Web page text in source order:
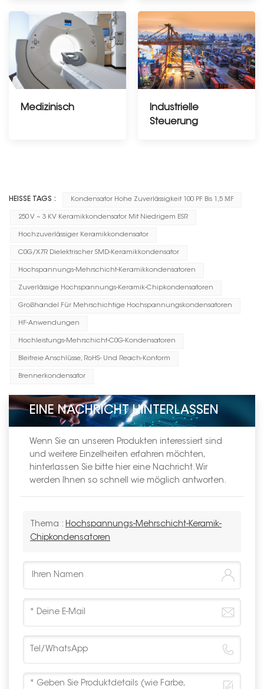
Medizinisch
Industrielle
Steuerung
HEISSE TAGS : Kondensator Hohe Zuverlässigkeit 100 PF Bis 1,5 ΜF
250 V ~ 3 KV Keramikkondensator Mit Niedrigem ESR
Hochzuverlässiger Keramikkondensator
C0G/X7R Dielektrischer SMD-Keramikkondensator
Hochspannungs-Mehrschicht-Keramikkondensatoren
Zuverlässige Hochspannungs-Keramik-Chipkondensatoren
Großhandel Für Mehrschichtige Hochspannungskondensatoren
HF-Anwendungen
Hochleistungs-Mehrschicht-C0G-Kondensatoren
Bleifreie Anschlüsse, RoHS- Und Reach-Konform
Brennerkondensator
EINE NACHRICHT HINTERLASSEN
Wenn Sie an unseren Produkten interessiert sind
und weitere Einzelheiten erfahren möchten,
hinterlassen Sie bitte hier eine Nachricht. Wir
werden Ihnen so schnell wie möglich antworten.
Thema : Hochspannungs-Mehrschicht-Keramik-
Chipkondensatoren